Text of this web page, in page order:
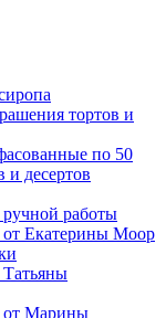
тортов и
по 50
и десертов
работы
Екатерины Моор
от Марины